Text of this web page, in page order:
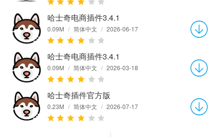
哈士奇电商插件3.4.1
0.09M / 简体中文 / 2026-06-17
哈士奇电商插件3.4.1
0.09M / 简体中文 / 2026-03-18
哈士奇插件官方版
0.23M / 简体中文 / 2026-07-17